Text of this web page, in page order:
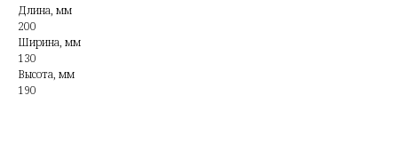
Длина, мм
200
Ширина, мм
130
Высота, мм
190